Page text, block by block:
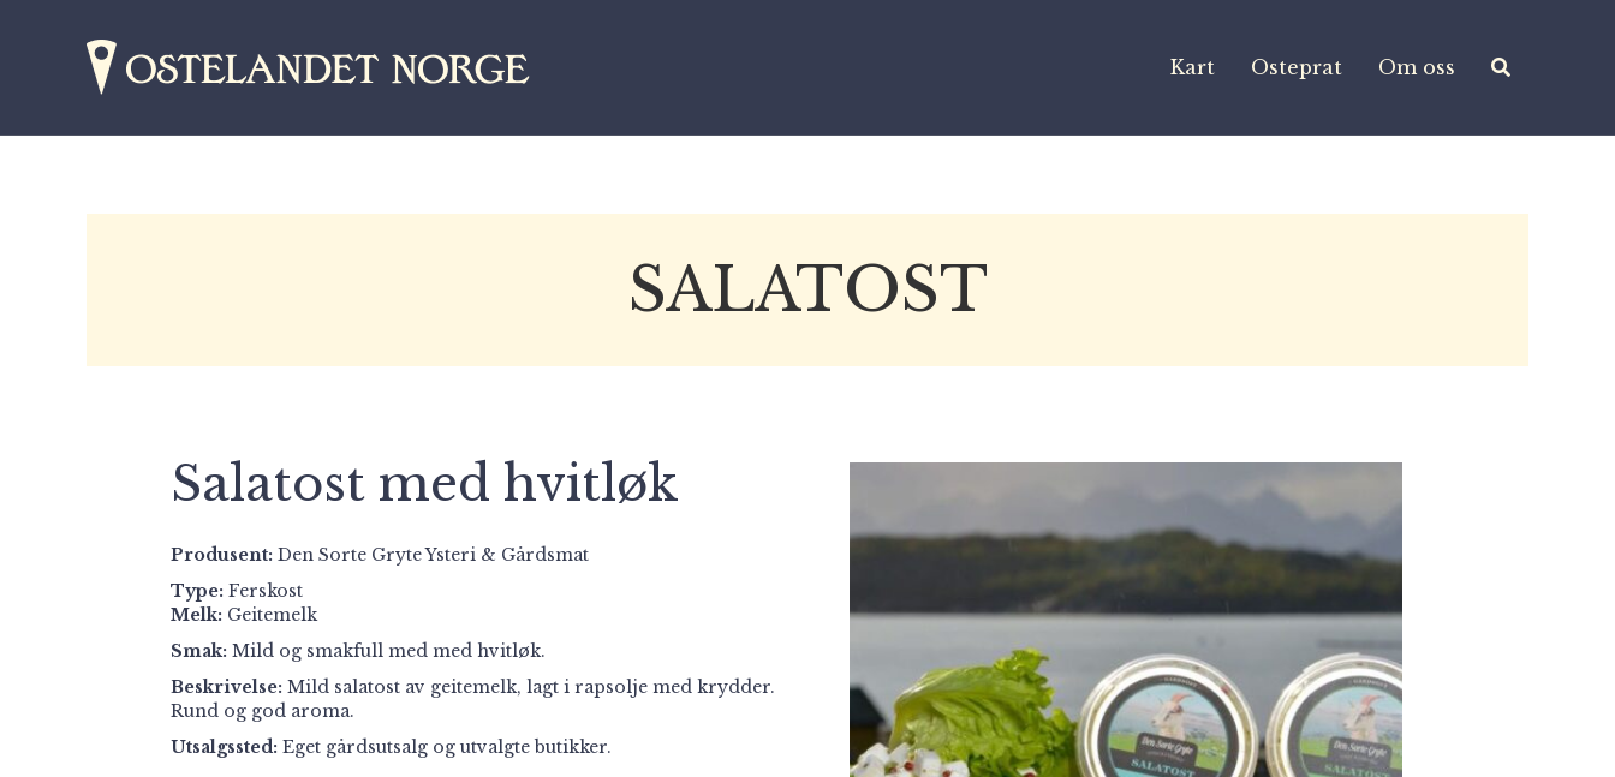
Kart Osteprat Om oss
SALATOST
Salatost med hvitløk
Produsent: Den Sorte Gryte Ysteri & Gårdsmat
Type: Ferskost
Melk: Geitemelk
Smak: Mild og smakfull med med hvitløk.
Beskrivelse: Mild salatost av geitemelk, lagt i rapsolje med krydder.
Rund og god aroma.
Utsalgssted: Eget gårdsutsalg og utvalgte butikker.